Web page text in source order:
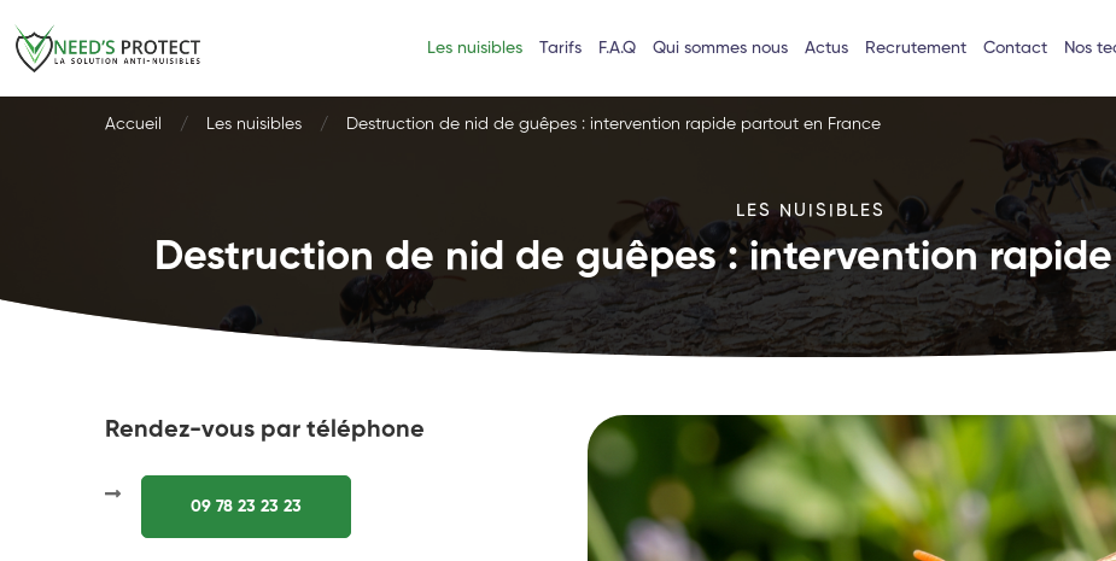
Les nuisibles Tarifs F.A.Q Qui sommes nous Actus Recrutement Contact Nos
Accueil Les nuisibles Destruction de nid de guêpes : intervention rapide partout en France
LES NUISIBLES
Destruction de nid de guêpes : intervention
Rendez-vous par téléphone
09 78 23 23 23